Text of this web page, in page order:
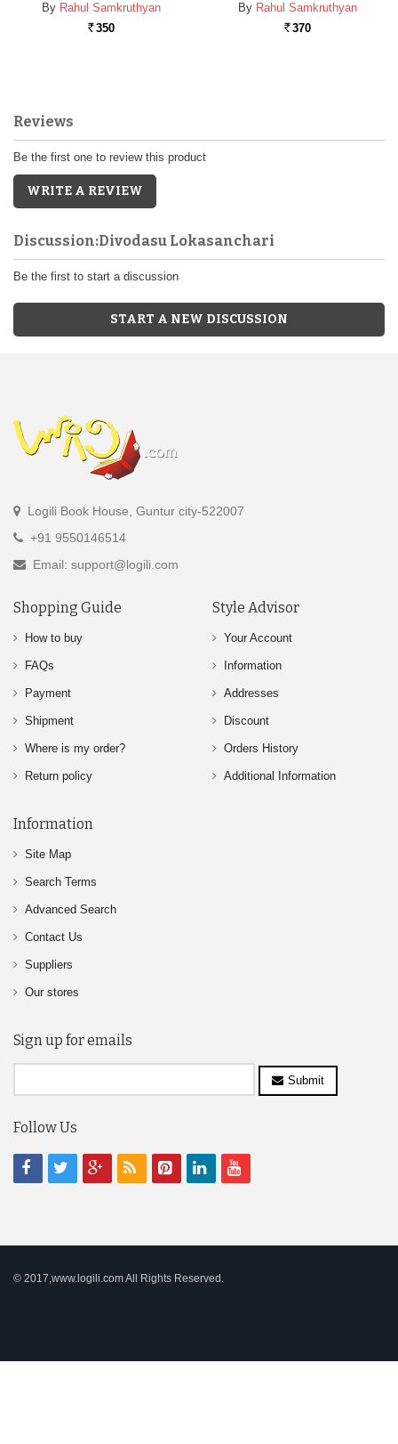
By Rahul Samkruthyan
Rs. 350
By Rahul Samkruthyan
Rs. 370
Reviews
Be the first one to review this product
WRITE A REVIEW
Discussion:Divodasu Lokasanchari
Be the first to start a discussion
START A NEW DISCUSSION
Logili Book House, Guntur city-522007
+91 9550146514
Email: support@logili.com
Shopping Guide
How to buy
FAQs
Payment
Shipment
Where is my order?
Return policy
Style Advisor
Your Account
Information
Addresses
Discount
Orders History
Additional Information
Information
Site Map
Search Terms
Advanced Search
Contact Us
Suppliers
Our stores
Sign up for emails
Submit
Follow Us
© 2017,www.logili.com All Rights Reserved.